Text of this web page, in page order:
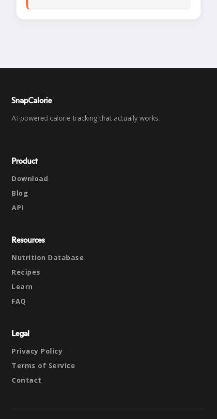
SnapCalorie
AI-powered calorie tracking that actually works.
Product
Download
Blog
API
Resources
Nutrition Database
Recipes
Learn
FAQ
Legal
Privacy Policy
Terms of Service
Contact